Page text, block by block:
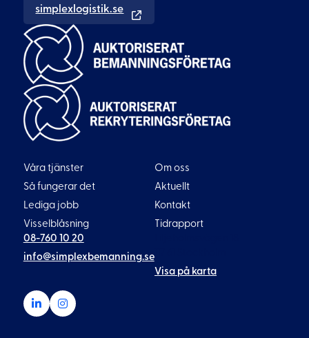
simplexlogistik.se
08-760 10 20
info@simplexbemanning.se
Visa på karta
Våra tjänster
Så fungerar det
Lediga jobb
Visselblåsning
Om oss
Aktuellt
Kontakt
Tidrapport